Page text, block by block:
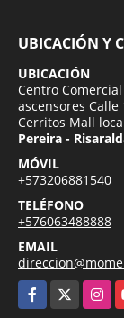
UBICACIÓN Y
UBICACIÓN
Centro
ascensores Calle
Cerritos Mall local
Pereira -
MÓVIL
+573206881540
TELÉFONO
+576063488888
EMAIL
Facebook
X